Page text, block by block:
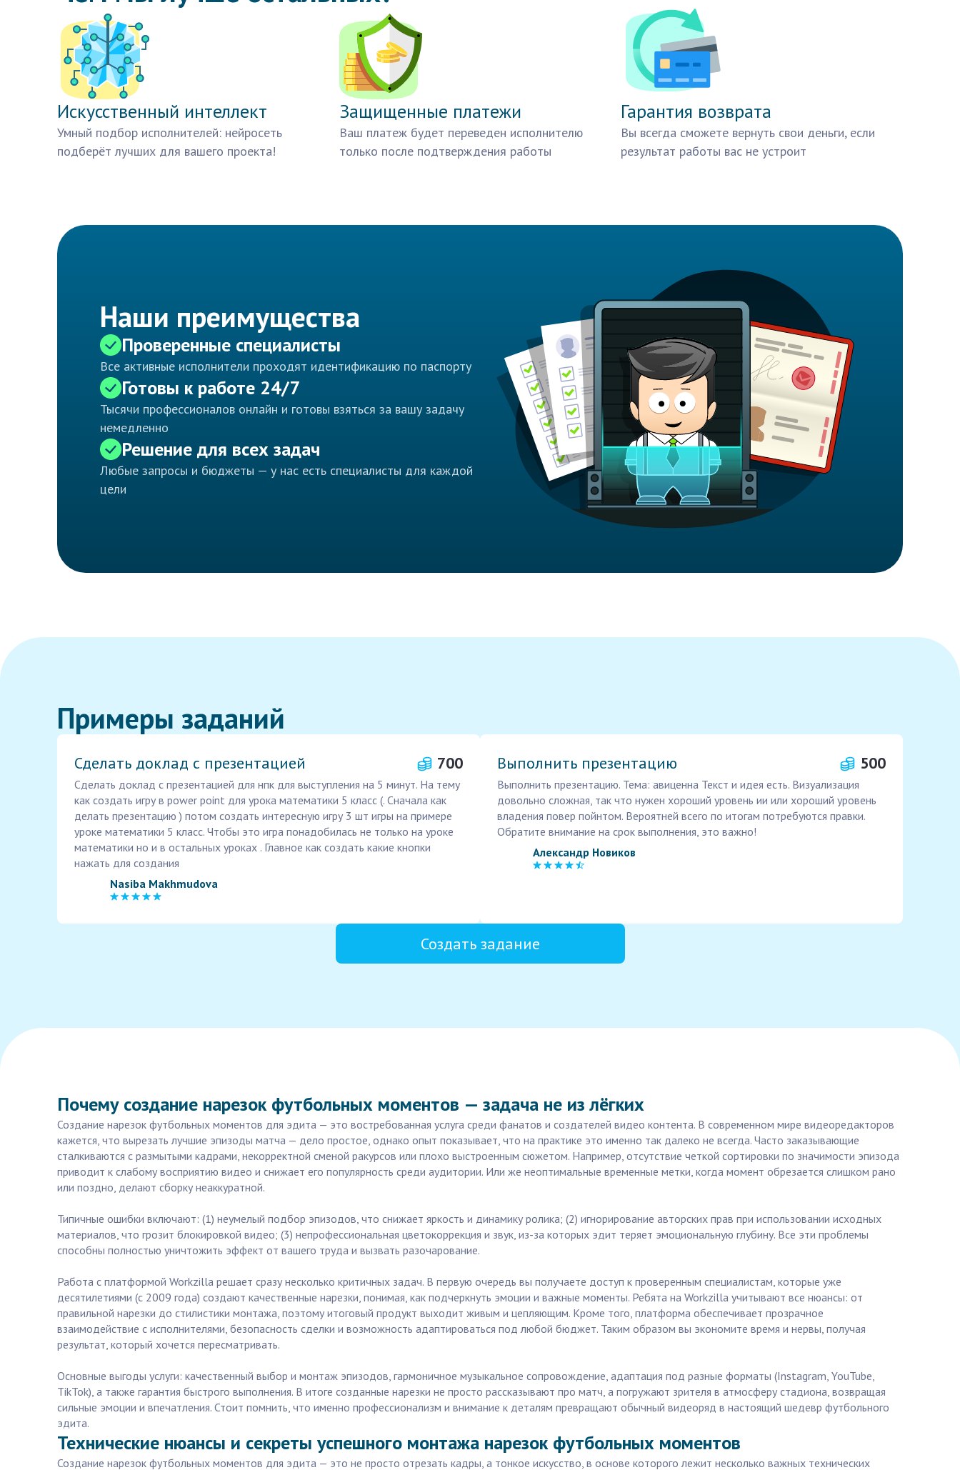
Искусственный интеллект
Умный подбор исполнителей: нейросеть
подберёт лучших для вашего проекта!
Защищенные платежи
Ваш платеж будет переведен исполнителю
только после подтверждения работы
Гарантия возврата
Вы всегда сможете вернуть свои деньги, если
результат работы вас не устроит
Наши преимущества
Проверенные специалисты
Все активные исполнители проходят идентификацию по паспорту
Готовы к работе 24/7
Тысячи профессионалов онлайн и готовы взяться за вашу задачу
немедленно
Решение для всех задач
Любые запросы и бюджеты — у нас есть специалисты для каждой
цели
Примеры заданий
Сделать доклад с презентацией 700
Сделать доклад с презентацией для нпк для выступления на 5 минут. На тему
как создать игру в power point для урока математики 5 класс (. Сначала как
делать презентацию ) потом создать интересную игру 3 шт игры на примере
уроке математики 5 класс. Чтобы это игра понадобилась не только на уроке
математики но и в остальных уроках . Главное как создать какие кнопки
нажать для создания
Nasiba Makhmudova
Выполнить презентацию 500
Выполнить презентацию. Тема: авиценна Текст и идея есть. Визуализация
довольно сложная, так что нужен хороший уровень ии или хороший уровень
владения повер пойнтом. Вероятней всего по итогам потребуются правки.
Обратите внимание на срок выполнения, это важно!
Александр Новиков
Создать задание
Почему создание нарезок футбольных моментов — задача не из лёгких
Создание нарезок футбольных моментов для эдита — это востребованная услуга среди фанатов и создателей видео контента. В современном мире видеоредакторов
кажется, что вырезать лучшие эпизоды матча — дело простое, однако опыт показывает, что на практике это именно так далеко не всегда. Часто заказывающие
сталкиваются с размытыми кадрами, некорректной сменой ракурсов или плохо выстроенным сюжетом. Например, отсутствие четкой сортировки по значимости эпизода
приводит к слабому восприятию видео и снижает его популярность среди аудитории. Или же неоптимальные временные метки, когда момент обрезается слишком рано
или поздно, делают сборку неаккуратной.
Типичные ошибки включают: (1) неумелый подбор эпизодов, что снижает яркость и динамику ролика; (2) игнорирование авторских прав при использовании исходных
материалов, что грозит блокировкой видео; (3) непрофессиональная цветокоррекция и звук, из-за которых эдит теряет эмоциональную глубину. Все эти проблемы
способны полностью уничтожить эффект от вашего труда и вызвать разочарование.
Работа с платформой Workzilla решает сразу несколько критичных задач. В первую очередь вы получаете доступ к проверенным специалистам, которые уже
десятилетиями (с 2009 года) создают качественные нарезки, понимая, как подчеркнуть эмоции и важные моменты. Ребята на Workzilla учитывают все нюансы: от
правильной нарезки до стилистики монтажа, поэтому итоговый продукт выходит живым и цепляющим. Кроме того, платформа обеспечивает прозрачное
взаимодействие с исполнителями, безопасность сделки и возможность адаптироваться под любой бюджет. Таким образом вы экономите время и нервы, получая
результат, который хочется пересматривать.
Основные выгоды услуги: качественный выбор и монтаж эпизодов, гармоничное музыкальное сопровождение, адаптация под разные форматы (Instagram, YouTube,
TikTok), а также гарантия быстрого выполнения. В итоге созданные нарезки не просто рассказывают про матч, а погружают зрителя в атмосферу стадиона, возвращая
сильные эмоции и впечатления. Стоит помнить, что именно профессионализм и внимание к деталям превращают обычный видеоряд в настоящий шедевр футбольного
эдита.
Технические нюансы и секреты успешного монтажа нарезок футбольных моментов
Создание нарезок футбольных моментов для эдита — это не просто отрезать кадры, а тонкое искусство, в основе которого лежит несколько важных технических